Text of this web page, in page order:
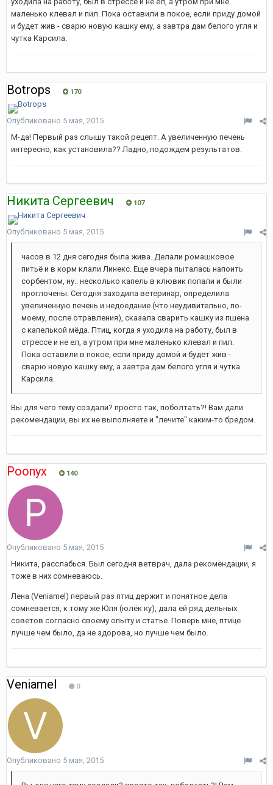
маленько клевал и пил. Пока оставили в покое, если приду домой
и будет жив - сварю новую кашку ему, а завтра дам белого угля и
чутка Карсила.
Botrops 170
Опубликовано 5 мая, 2015
М-да! Первый раз слышу такой рецепт. А увеличенную печень
интересно, как установила?? Ладно, подождем результатов.
Никита Сергеевич 107
Опубликовано 5 мая, 2015
часов в 12 дня сегодня была жива. Делали ромашковое
питьё и в корм клали Линекс. Еще вчера пыталась напоить
сорбентом, ну.. несколько капель в клювик попали и были
проглочены. Сегодня заходила ветеринар, определила
увеличенную печень и недоедание (что неудивительно, по-
моему, после отравления), сказала сварить кашку из пшена
с капелькой мёда. Птиц, когда я уходила на работу, был в
стрессе и не ел, а утром при мне маленько клевал и пил.
Пока оставили в покое, если приду домой и будет жив -
сварю новую кашку ему, а завтра дам белого угля и чутка
Карсила.
Вы для чего тему создали? просто так, поболтать?! Вам дали
рекомендации, вы их не выполняете и "лечите" каким-то бредом.
Poonyx 140
Опубликовано 5 мая, 2015
Никита, расслабься. Был сегодня ветврач, дала рекомендации, я
тоже в них сомневаюсь.
Лена (Veniamel) первый раз птиц держит и понятное дела
сомневается, к тому же Юля (юлёк ку), дала ей ряд дельных
советов согласно своему опыту и статье. Поверь мне, птице
лучше чем было, да не здорова, но лучше чем было.
Veniamel 0
Опубликовано 5 мая, 2015